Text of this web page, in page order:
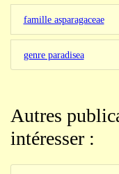
famille asparagaceae
genre paradisea
Autres
intéresser :